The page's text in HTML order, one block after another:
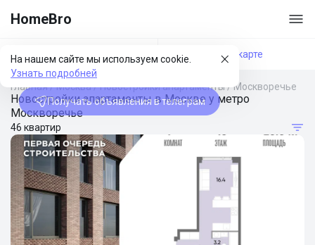
HomeBro
На нашем сайте мы используем cookie.
Узнать подробней
Получать объявления в телеграм
Фильтры На карте
Главная/Москва/Новостройки апартаменты/ Москворечье
Новостройки апартаменты в Москве у метро
Москворечье
46 квартир